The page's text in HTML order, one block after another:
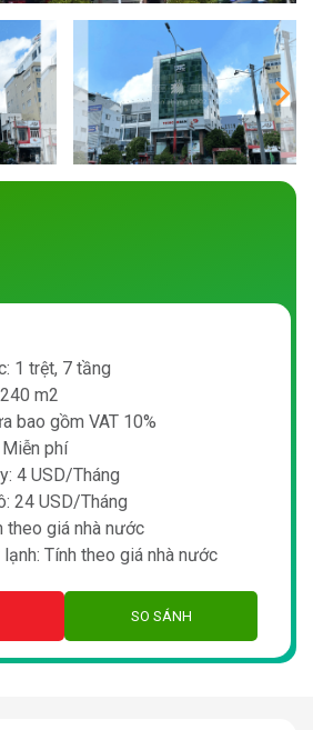
1 trệt, 7 tầng
m2
bao gồm VAT 10%
phí
4 USD/Tháng
24 USD/Tháng
theo giá nhà nước
Tính theo giá nhà nước
SO SÁNH